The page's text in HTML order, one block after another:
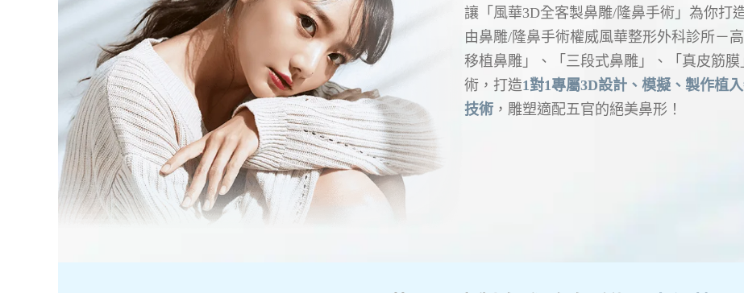
讓「風華3D全客製鼻雕/隆鼻手術」為你打
由鼻雕/隆鼻手術權威風華整形外科診所－
移植鼻雕」、「三段式鼻雕」、「真皮筋
術，打造1對1專屬3D設計、模擬、製作植
技術 ，雕塑適配五官的絕美鼻形！